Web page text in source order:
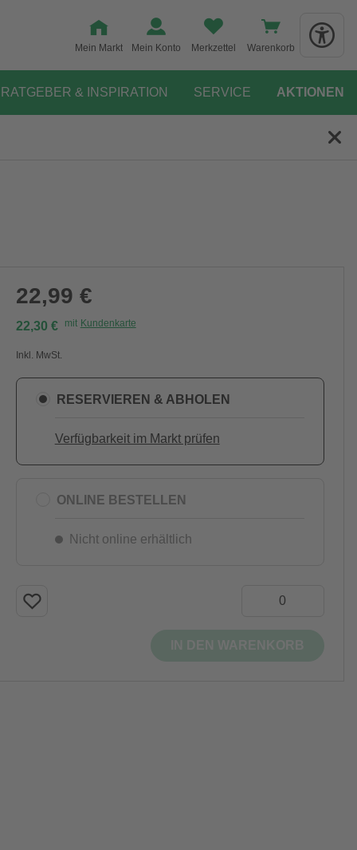
Mein Markt Mein Konto Merkzettel Warenkorb
RATGEBER & INSPIRATION SERVICE AKTIONEN
22,99 €
22,30 € mit Kundenkarte
Inkl. MwSt.
RESERVIEREN & ABHOLEN
Verfügbarkeit im Markt prüfen
ONLINE BESTELLEN
Nicht online erhältlich